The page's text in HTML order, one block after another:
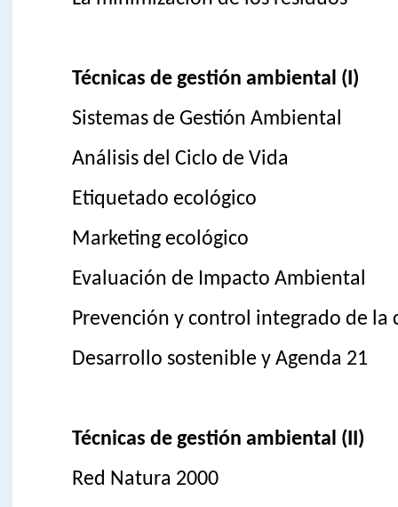
Técnicas de gestión ambiental (I)
Sistemas de Gestión Ambiental
Análisis del Ciclo de Vida
Etiquetado ecológico
Marketing ecológico
Evaluación de Impacto Ambiental
Prevención y control integrado de la
Desarrollo sostenible y Agenda 21
Técnicas de gestión ambiental (II)
Red Natura 2000